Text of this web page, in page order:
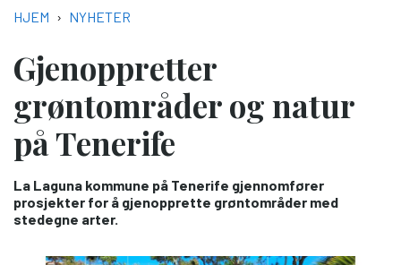
NAVIGASJONSSTI
HJEM NYHETER
Gjenoppretter
grøntområder og natur
på Tenerife
La Laguna kommune på Tenerife gjennomfører
prosjekter for å gjenopprette grøntområder med
stedegne arter.